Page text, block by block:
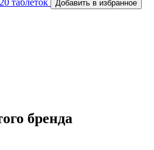
Добавить в избранное
бренда